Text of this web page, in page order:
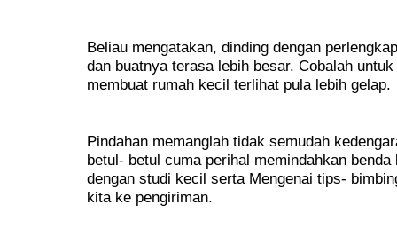
Beliau mengatakan, dinding dengan
dan buatnya terasa lebih besar. Cobalah
membuat rumah kecil terlihat pula lebih gelap.
Pindahan memanglah tidak semudah
betul- betul cuma perihal memindahkan
dengan studi kecil serta Mengenai tips-
kita ke pengiriman.